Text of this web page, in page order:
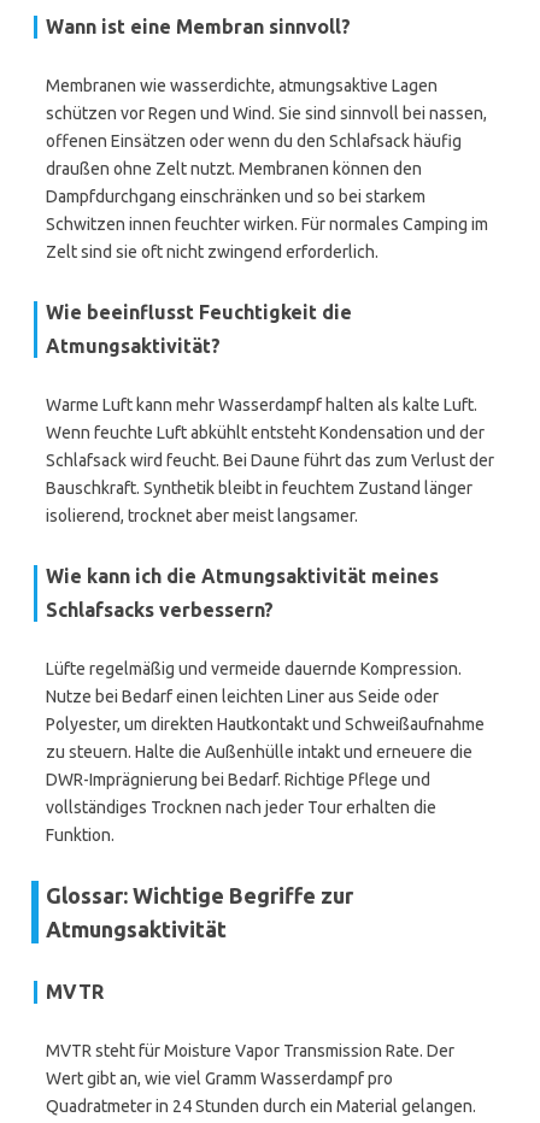
Wann ist eine Membran sinnvoll?
Membranen wie wasserdichte, atmungsaktive Lagen
schützen vor Regen und Wind. Sie sind sinnvoll bei nassen,
offenen Einsätzen oder wenn du den Schlafsack häufig
draußen ohne Zelt nutzt. Membranen können den
Dampfdurchgang einschränken und so bei starkem
Schwitzen innen feuchter wirken. Für normales Camping im
Zelt sind sie oft nicht zwingend erforderlich.
Wie beeinflusst Feuchtigkeit die
Atmungsaktivität?
Warme Luft kann mehr Wasserdampf halten als kalte Luft.
Wenn feuchte Luft abkühlt entsteht Kondensation und der
Schlafsack wird feucht. Bei Daune führt das zum Verlust der
Bauschkraft. Synthetik bleibt in feuchtem Zustand länger
isolierend, trocknet aber meist langsamer.
Wie kann ich die Atmungsaktivität meines
Schlafsacks verbessern?
Lüfte regelmäßig und vermeide dauernde Kompression.
Nutze bei Bedarf einen leichten Liner aus Seide oder
Polyester, um direkten Hautkontakt und Schweißaufnahme
zu steuern. Halte die Außenhülle intakt und erneuere die
DWR-Imprägnierung bei Bedarf. Richtige Pflege und
vollständiges Trocknen nach jeder Tour erhalten die
Funktion.
Glossar: Wichtige Begriffe zur
Atmungsaktivität
MVTR
MVTR steht für Moisture Vapor Transmission Rate. Der
Wert gibt an, wie viel Gramm Wasserdampf pro
Quadratmeter in 24 Stunden durch ein Material gelangen.